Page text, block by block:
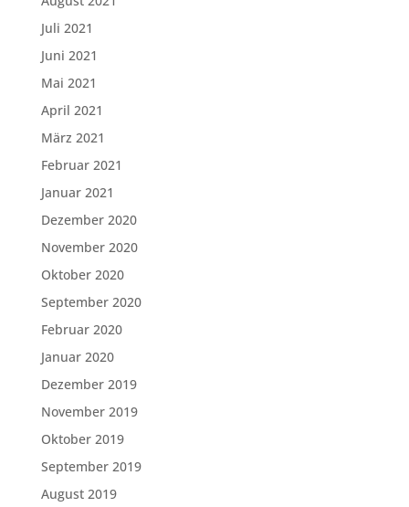
Juli 2021
Juni 2021
Mai 2021
April 2021
März 2021
Februar 2021
Januar 2021
Dezember 2020
November 2020
Oktober 2020
September 2020
Februar 2020
Januar 2020
Dezember 2019
November 2019
Oktober 2019
September 2019
August 2019